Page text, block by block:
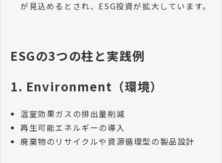
が見込めるとされ、ESG投資が拡大しています。
ESGの3つの柱と実践例
1. Environment（環境）
温室効果ガスの排出量削減
再生可能エネルギーの導入
廃棄物のリサイクルや資源循環型の製品設計